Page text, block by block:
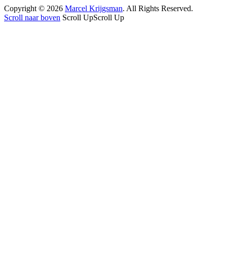
Copyright © 2026 Marcel Krijgsman. All Rights Reserved.
Scroll naar boven Scroll UpScroll Up